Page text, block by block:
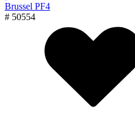
Brussel PF4
# 50554